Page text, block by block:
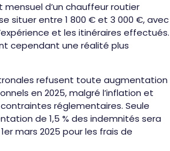
mensuel d’un chauffeur routier
situer entre 1 800 € et 3 000 €, avec
et les itinéraires effectués.
cependant une réalité plus
refusent toute augmentation
en 2025, malgré l’inflation et
réglementaires. Seule
de 1,5 % des indemnités sera
mars 2025 pour les frais de